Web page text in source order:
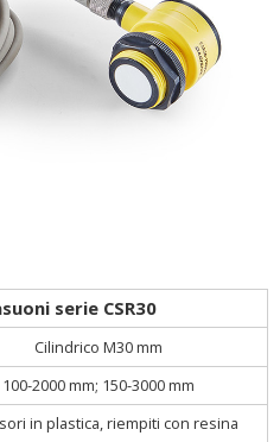
serie CSR30
Cilindrico M30 mm
100-2000 mm; 150-3000 mm
in plastica, riempiti con resina